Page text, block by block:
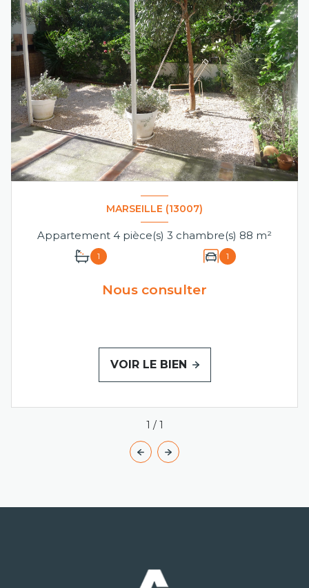
MARSEILLE (13007)
Appartement 4 pièce(s) 3 chambre(s) 88 m²
1 1
Nous consulter
VOIR LE BIEN
1 / 1